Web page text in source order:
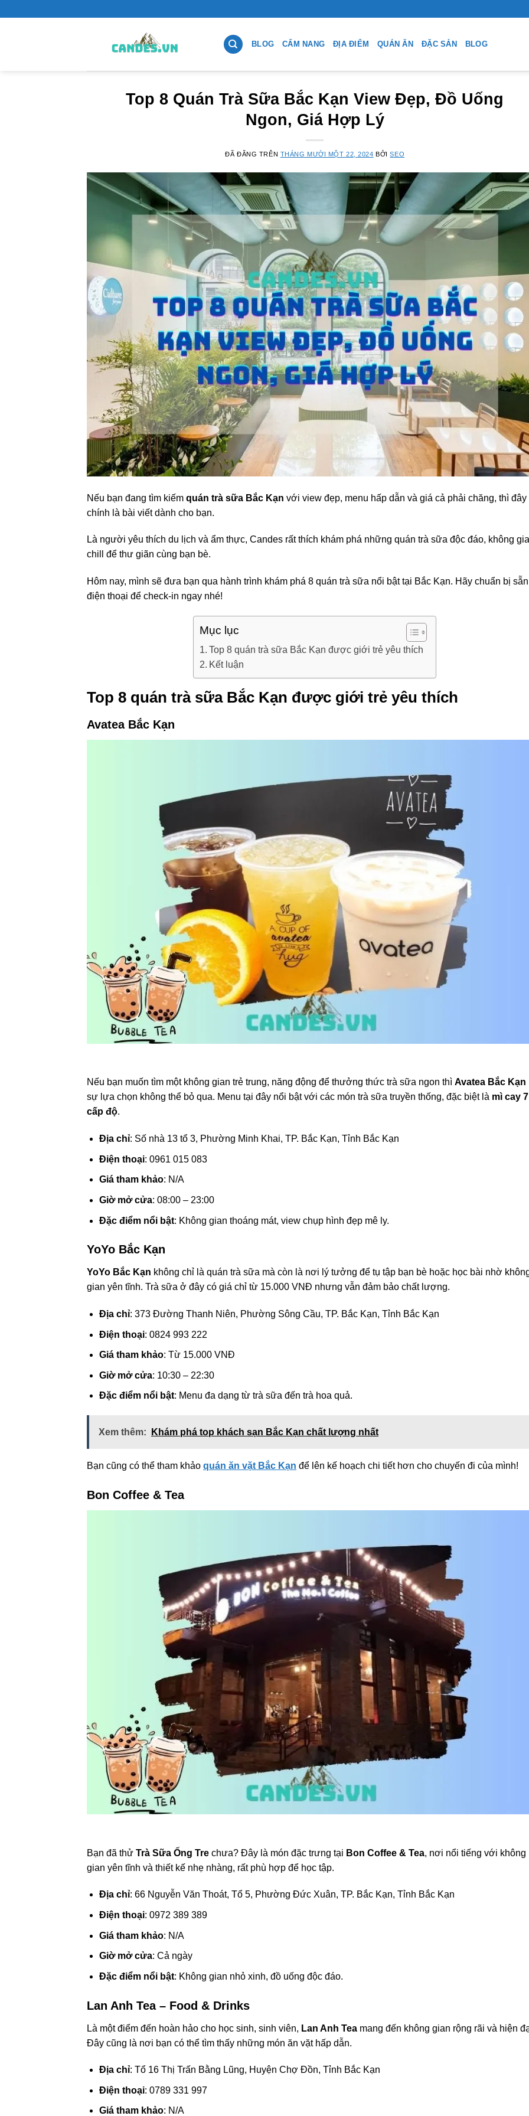
BLOG CẨM NANG ĐỊA ĐIỂM QUÁN ĂN ĐẶC SẢN BLOG
Top 8 Quán Trà Sữa Bắc Kạn View Đẹp, Đồ Uống
Ngon, Giá Hợp Lý
ĐÃ ĐĂNG TRÊN THÁNG MƯỜI MỘT 22, 2024 BỞISEO
Nếu bạn đang tìm kiếm quán trà sữa Bắc Kạn với view đẹp, menu hấp dẫn và giá cả phải chăng, thì đây
chính là bài viết dành cho bạn.
Là người yêu thích du lịch và ẩm thực, Candes rất thích khám phá những quán trà sữa độc đáo, không
chill để thư giãn cùng bạn bè.
Hôm nay, mình sẽ đưa bạn qua hành trình khám phá 8 quán trà sữa nổi bật tại Bắc Kạn. Hãy chuẩn bị sẵn
điện thoại để check-in ngay nhé!
Mục lục
Top 8 quán trà sữa Bắc Kạn được giới trẻ yêu thích
Kết luận
Top 8 quán trà sữa Bắc Kạn được giới trẻ yêu thích
Avatea Bắc Kạn
Nếu bạn muốn tìm một không gian trẻ trung, năng động để thưởng thức trà sữa ngon thì Avatea Bắc Kạn
sự lựa chọn không thể bỏ qua. Menu tại đây nổi bật với các món trà sữa truyền thống, đặc biệt là mì cay 7
cấp độ.
Địa chỉ: Số nhà 13 tổ 3, Phường Minh Khai, TP. Bắc Kạn, Tỉnh Bắc Kạn
Điện thoại: 0961 015 083
Giá tham khảo: N/A
Giờ mở cửa: 08:00 – 23:00
Đặc điểm nổi bật: Không gian thoáng mát, view chụp hình đẹp mê ly.
YoYo Bắc Kạn
YoYo Bắc Kạn không chỉ là quán trà sữa mà còn là nơi lý tưởng để tụ tập bạn bè hoặc học bài nhờ
gian yên tĩnh. Trà sữa ở đây có giá chỉ từ 15.000 VNĐ nhưng vẫn đảm bảo chất lượng.
Địa chỉ: 373 Đường Thanh Niên, Phường Sông Cầu, TP. Bắc Kạn, Tỉnh Bắc Kạn
Điện thoại: 0824 993 222
Giá tham khảo: Từ 15.000 VNĐ
Giờ mở cửa: 10:30 – 22:30
Đặc điểm nổi bật: Menu đa dạng từ trà sữa đến trà hoa quả.
Xem thêm: Khám phá top khách sạn Bắc Kạn chất lượng nhất
Bạn cũng có thể tham khảo quán ăn vặt Bắc Kạn để lên kế hoạch chi tiết hơn cho chuyến đi của mình!
Bon Coffee & Tea
Bạn đã thử Trà Sữa Ống Tre chưa? Đây là món đặc trưng tại Bon Coffee & Tea, nơi nổi tiếng với không
gian yên tĩnh và thiết kế nhẹ nhàng, rất phù hợp để học tập.
Địa chỉ: 66 Nguyễn Văn Thoát, Tổ 5, Phường Đức Xuân, TP. Bắc Kạn, Tỉnh Bắc Kạn
Điện thoại: 0972 389 389
Giá tham khảo: N/A
Giờ mở cửa: Cả ngày
Đặc điểm nổi bật: Không gian nhỏ xinh, đồ uống độc đáo.
Lan Anh Tea – Food & Drinks
Là một điểm đến hoàn hảo cho học sinh, sinh viên, Lan Anh Tea mang đến không gian rộng rãi và hiện
Đây cũng là nơi bạn có thể tìm thấy những món ăn vặt hấp dẫn.
Địa chỉ: Tổ 16 Thị Trấn Bằng Lũng, Huyện Chợ Đồn, Tỉnh Bắc Kạn
Điện thoại: 0789 331 997
Giá tham khảo: N/A